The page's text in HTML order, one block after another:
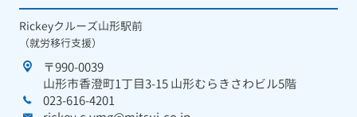
Rickeyクルーズ山形駅前
（就労移行支援）
〒990-0039
山形市香澄町1丁目3-15 山形むらきさわビル5階
023-616-4201